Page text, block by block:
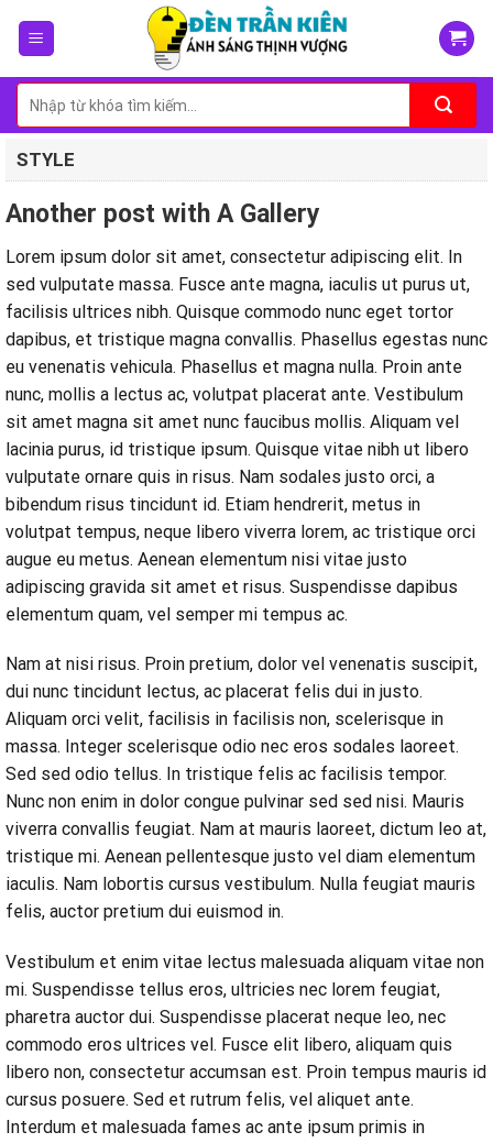
Tìm
kiếm:
STYLE
Another post with A Gallery
Lorem ipsum dolor sit amet, consectetur adipiscing elit. In
sed vulputate massa. Fusce ante magna, iaculis ut purus ut,
facilisis ultrices nibh. Quisque commodo nunc eget tortor
dapibus, et tristique magna convallis. Phasellus egestas nunc
eu venenatis vehicula. Phasellus et magna nulla. Proin ante
nunc, mollis a lectus ac, volutpat placerat ante. Vestibulum
sit amet magna sit amet nunc faucibus mollis. Aliquam vel
lacinia purus, id tristique ipsum. Quisque vitae nibh ut libero
vulputate ornare quis in risus. Nam sodales justo orci, a
bibendum risus tincidunt id. Etiam hendrerit, metus in
volutpat tempus, neque libero viverra lorem, ac tristique orci
augue eu metus. Aenean elementum nisi vitae justo
adipiscing gravida sit amet et risus. Suspendisse dapibus
elementum quam, vel semper mi tempus ac.
Nam at nisi risus. Proin pretium, dolor vel venenatis suscipit,
dui nunc tincidunt lectus, ac placerat felis dui in justo.
Aliquam orci velit, facilisis in facilisis non, scelerisque in
massa. Integer scelerisque odio nec eros sodales laoreet.
Sed sed odio tellus. In tristique felis ac facilisis tempor.
Nunc non enim in dolor congue pulvinar sed sed nisi. Mauris
viverra convallis feugiat. Nam at mauris laoreet, dictum leo at,
tristique mi. Aenean pellentesque justo vel diam elementum
iaculis. Nam lobortis cursus vestibulum. Nulla feugiat mauris
felis, auctor pretium dui euismod in.
Vestibulum et enim vitae lectus malesuada aliquam vitae non
mi. Suspendisse tellus eros, ultricies nec lorem feugiat,
pharetra auctor dui. Suspendisse placerat neque leo, nec
commodo eros ultrices vel. Fusce elit libero, aliquam quis
libero non, consectetur accumsan est. Proin tempus mauris id
cursus posuere. Sed et rutrum felis, vel aliquet ante.
Interdum et malesuada fames ac ante ipsum primis in